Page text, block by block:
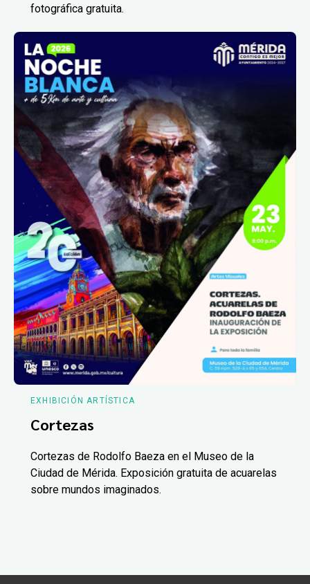
fotográfica gratuita.
EXHIBICIÓN ARTÍSTICA
Cortezas
Cortezas de Rodolfo Baeza en el Museo de la
Ciudad de Mérida. Exposición gratuita de acuarelas
sobre mundos imaginados.